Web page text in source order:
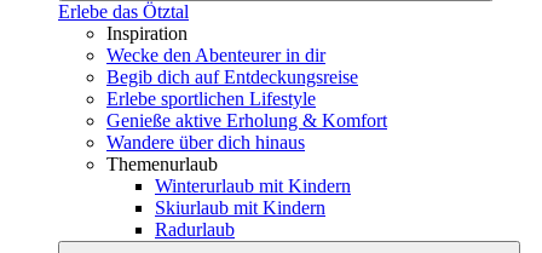
Erlebe das Ötztal
Inspiration
Wecke den Abenteurer in dir
Begib dich auf Entdeckungsreise
Erlebe sportlichen Lifestyle
Genieße aktive Erholung & Komfort
Wandere über dich hinaus
Themenurlaub
Winterurlaub mit Kindern
Skiurlaub mit Kindern
Radurlaub